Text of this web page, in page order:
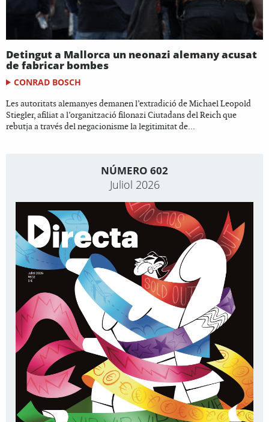
Detingut a Mallorca un neonazi alemany acusat
de fabricar bombes
CONRAD BOSCH
Les autoritats alemanyes demanen l’extradició de Michael Leopold
Stiegler, afiliat a l’organització filonazi Ciutadans del Reich que
rebutja a través del negacionisme la legitimitat de...
NÚMERO 602
Juliol 2026